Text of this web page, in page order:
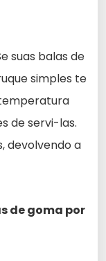
suas balas de
simples te
de servi-las.
devolvendo a
de goma por